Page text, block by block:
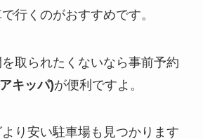
行くのがおすすめです。
取られたくないなら事前予約
キッパ)が便利ですよ。
り安い駐車場も見つかります